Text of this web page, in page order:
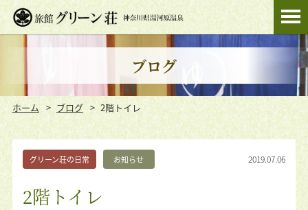
ブログ
ホーム ブログ 2階トイレ
グリーン荘の日常 お知らせ 2019.07.06
2階トイレ